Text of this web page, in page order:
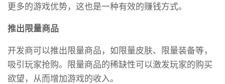
更多的游戏优势，这也是一种有效的赚钱方式。
推出限量商品
开发商可以推出限量商品，如限量皮肤、限量装备等，
吸引玩家抢购。限量商品的稀缺性可以激发玩家的购买
欲望，从而增加游戏的收入。